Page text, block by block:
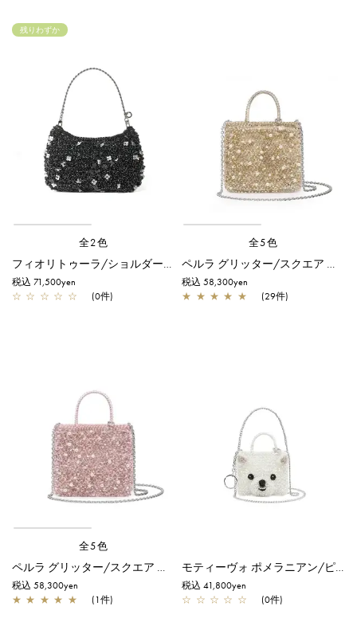
残りわずか
全2色
フィオリトゥーラ/ショルダー/エナメルブラック
税込 71,500yen
☆ ☆ ☆ ☆ ☆ (0件)
全5色
ペルラ グリッター/スクエア スモール/シルバーゴールド
税込 58,300yen
★ ★ ★ ★ ★ (29件)
全5色
ペルラ グリッター/スクエア スモール/フラミンゴシルバー
税込 58,300yen
★ ★ ★ ★ ★ (1件)
モティーヴォ ポメラニアン/ピコ/オーロラホワイト
税込 41,800yen
☆ ☆ ☆ ☆ ☆ (0件)